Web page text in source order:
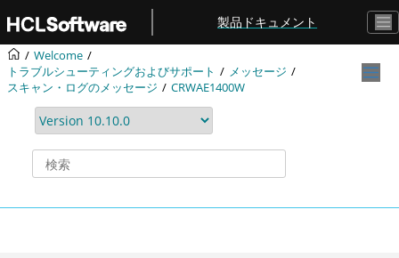
メインコンテンツにジャンプ
製品ドキュメント
Welcome
トラブルシューティングおよびサポート
メッセージ
スキャン・ログのメッセージ
CRWAE1400W